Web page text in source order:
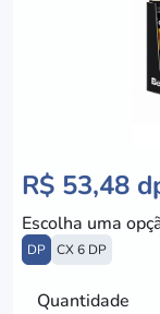
R$ 53,48
Escolha uma
DP CX 6 DP
Quantidade